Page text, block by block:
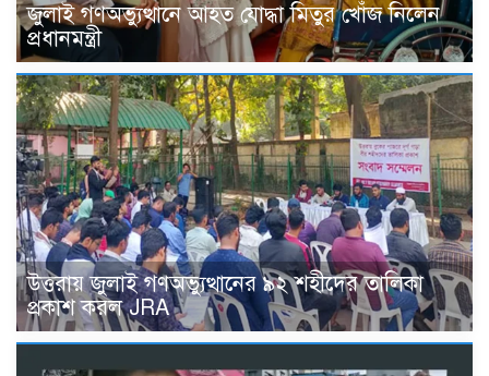
জুলাই গণঅভ্যুত্থানে আহত যোদ্ধা মিতুর খোঁজ নিলেন
প্রধানমন্ত্রী
উত্তরায় জুলাই গণঅভ্যুত্থানের ৯২ শহীদের তালিকা
প্রকাশ করল JRA